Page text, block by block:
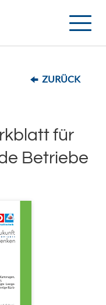
Toggle
ZURÜCK
für
Betriebe